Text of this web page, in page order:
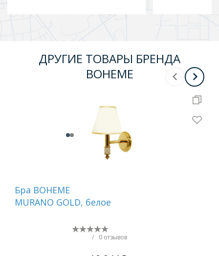
ДРУГИЕ ТОВАРЫ БРЕНДА
BOHEME
Бра BOHEME
MURANO GOLD, белое
/ 0 отзывов